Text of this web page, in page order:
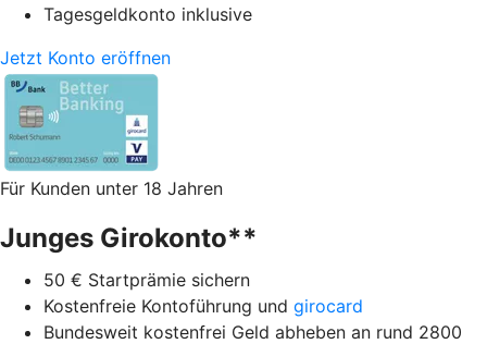
Tagesgeldkonto inklusive
Jetzt Konto eröffnen
Für Kunden unter 18 Jahren
Junges Girokonto**
50 € Startprämie sichern
Kostenfreie Kontoführung und girocard
Bundesweit kostenfrei Geld abheben an rund 2800